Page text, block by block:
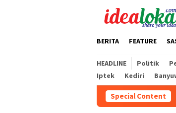
BERITA FEATURE
HEADLINE Politik
Iptek
Kediri
Special Content